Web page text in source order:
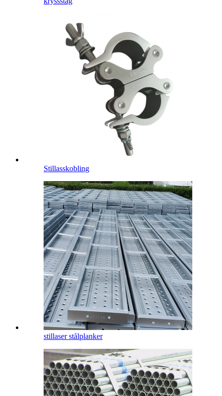
Stillasskobling
stillaser stålplanker